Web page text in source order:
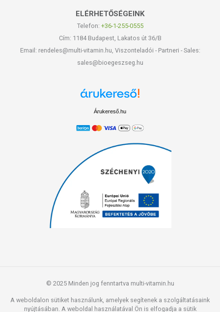
ELÉRHETŐSÉGEINK
Telefon: +36-1-255-0555
Cím: 1184 Budapest, Lakatos út 36/B
Email: rendeles@multi-vitamin.hu, Viszonteladói - Partneri - Sales:
sales@bioegeszseg.hu
Árukereső.hu
© 2025 Minden jog fenntartva multi-vitamin.hu
A weboldalon sütiket használunk, amelyek segítenek a szolgáltatásaink
nyújtásában. A weboldal használatával Ön is elfogadja a sütik